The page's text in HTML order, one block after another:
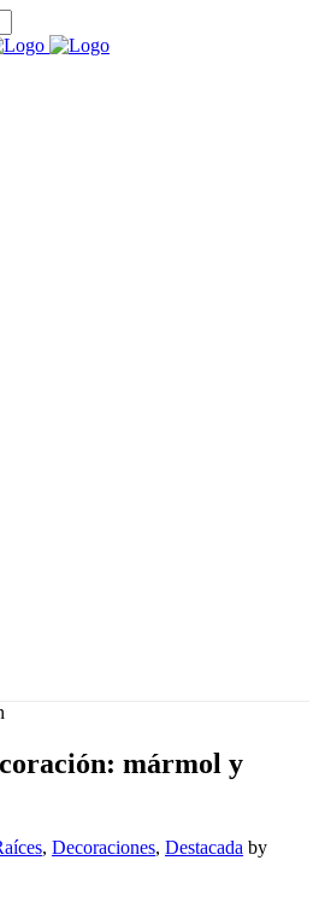
mármol y
, Decoraciones, Destacada by